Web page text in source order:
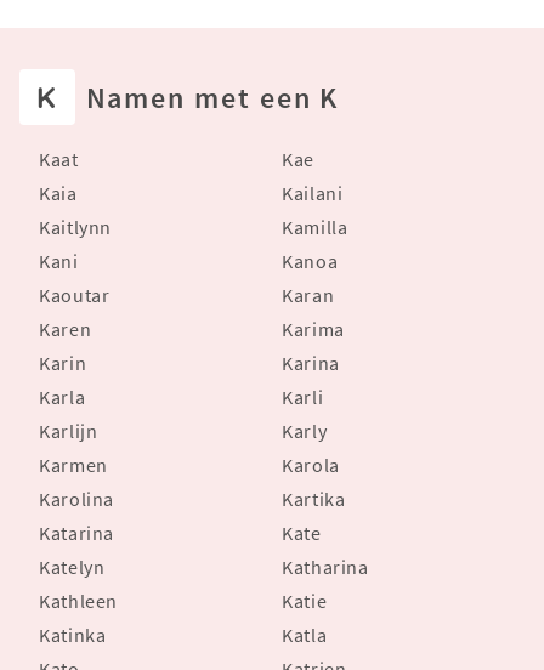
K Namen met een K
Kaat
Kae
Kaia
Kailani
Kaitlynn
Kamilla
Kani
Kanoa
Kaoutar
Karan
Karen
Karima
Karin
Karina
Karla
Karli
Karlijn
Karly
Karmen
Karola
Karolina
Kartika
Katarina
Kate
Katelyn
Katharina
Kathleen
Katie
Katinka
Katla